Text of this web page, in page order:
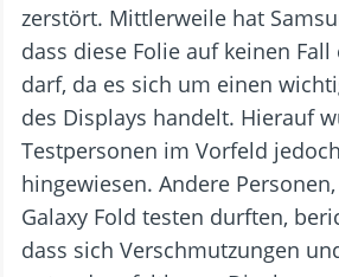
zerstört. Mittlerweile hat
dass diese Folie auf keinen
darf, da es sich um einen
des Displays handelt. Hierauf
Testpersonen im Vorfeld
hingewiesen. Andere
Galaxy Fold testen durften,
dass sich Verschmutzungen